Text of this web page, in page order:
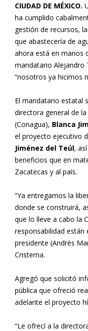
CIUDAD DE MÉXICO.
ha cumplido
gestión de recursos,
que abastecería de
ahora está en manos
mandatario Alejandro
“nosotros ya hicimos
El mandatario estatal
directora general de
(Conagua), Blanca
el proyecto ejecutivo
Jiménez del Teúl,
beneficios que en
Zacatecas y al país.
“Ya entregamos la
donde se construirá,
que lo lleve a cabo la
responsabilidad están
presidente (Andrés
Cristerna.
Agregó que solicitó
pública que ofreció
adelante el proyecto
“Le ofrecí a la